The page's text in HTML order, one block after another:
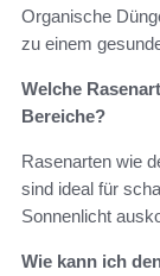
Organische
zu einem
Welche
Bereiche?
Rasenarten wie
sind ideal für
Sonnenlicht
Wie kann ich